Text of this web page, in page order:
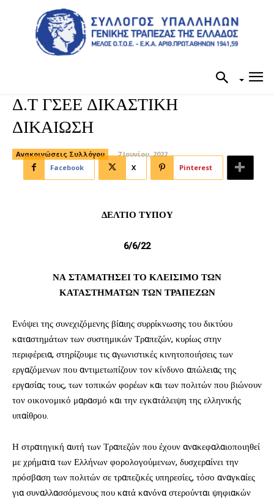
Δ.Τ ΓΣΕΕ ΔΙΚΑΣΤΙΚΗ
ΔΙΚΑΙΩΣΗ
Ανακοινώσεις Συλλόγου
7 Ιουνίου, 2022
Facebook
X Pinterest
ΔΕΛΤΙΟ ΤΥΠΟΥ
6/6/22
ΝΑ ΣΤΑΜΑΤΗΣΕΙ ΤΟ ΚΛΕΙΣΙΜΟ ΤΩΝ
ΚΑΤΑΣΤΗΜΑΤΩΝ ΤΩΝ ΤΡΑΠΕΖΩΝ
Ενόψει της συνεχιζόμενης βίαιης συρρίκνωσης του δικτύου
καταστημάτων των συστημικών Τραπεζών, κυρίως στην
περιφέρεια, στηρίζουμε τις αγωνιστικές κινητοποιήσεις των
εργαζόμενων που αντιμετωπίζουν τον κίνδυνο απώλειας της
εργασίας τους, των τοπικών φορέων και των πολιτών που βιώνουν
τον οικονομικό μαρασμό και την εγκατάλειψη της ελληνικής
υπαίθρου.
Η στρατηγική αυτή των Τραπεζών που έχουν ανακεφαλαιοποιηθεί
με χρήματα των Ελλήνων φορολογούμενων, δυσχεραίνει την
πρόσβαση των πολιτών σε τραπεζικές υπηρεσίες, τόσο αναγκαίες
για συναλλασσόμενους που κατά κανόνα στερούνται ψηφιακών